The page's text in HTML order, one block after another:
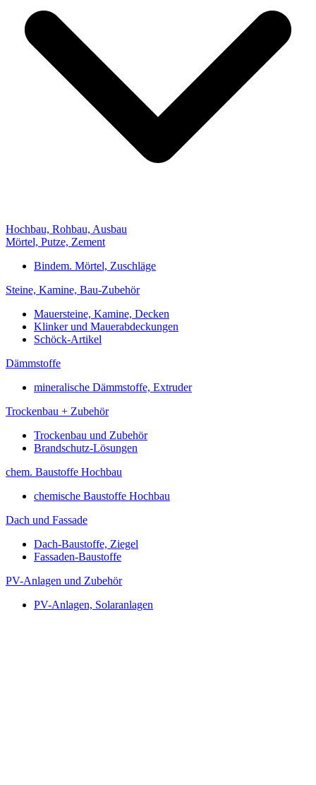
Hochbau, Rohbau, Ausbau
Mörtel, Putze, Zement
Bindem. Mörtel, Zuschläge
Steine, Kamine, Bau-Zubehör
Mauersteine, Kamine, Decken
Klinker und Mauerabdeckungen
Schöck-Artikel
Dämmstoffe
mineralische Dämmstoffe, Extruder
Trockenbau + Zubehör
Trockenbau und Zubehör
Brandschutz-Lösungen
chem. Baustoffe Hochbau
chemische Baustoffe Hochbau
Dach und Fassade
Dach-Baustoffe, Ziegel
Fassaden-Baustoffe
PV-Anlagen und Zubehör
PV-Anlagen, Solaranlagen